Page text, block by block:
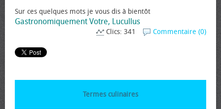
Sur ces quelques mots je vous dis à bientôt
Gastronomiquement Votre, Lucullus
Commentaire (0)
Clics: 341
Termes culinaires